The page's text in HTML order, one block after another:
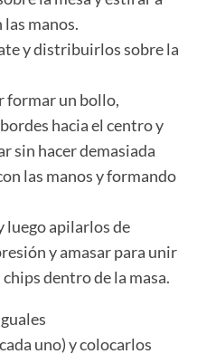
manos.
y distribuirlos sobre la
formar un bollo,
hacia el centro y
sin hacer demasiada
las manos y formando
luego apilarlos de
y amasar para unir
dentro de la masa.
uno) y colocarlos